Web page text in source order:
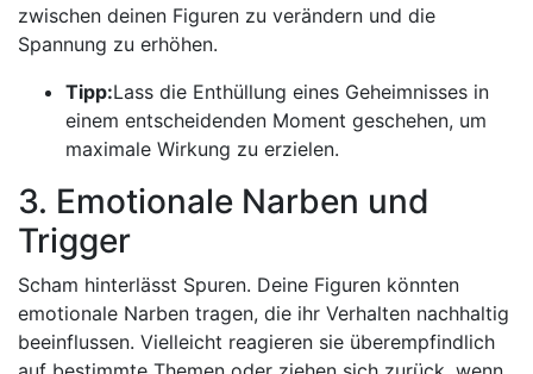
zwischen deinen Figuren zu verändern und die
Spannung zu erhöhen.
Tipp:Lass die Enthüllung eines Geheimnisses in
einem entscheidenden Moment geschehen, um
maximale Wirkung zu erzielen.
3. Emotionale Narben und
Trigger
Scham hinterlässt Spuren. Deine Figuren könnten
emotionale Narben tragen, die ihr Verhalten nachhaltig
beeinflussen. Vielleicht reagieren sie überempfindlich